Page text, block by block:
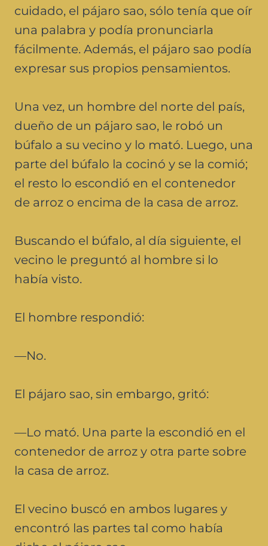
cuidado, el pájaro sao, sólo tenía que oír
una palabra y podía pronunciarla
fácilmente. Además, el pájaro sao podía
expresar sus propios pensamientos.
Una vez, un hombre del norte del país,
dueño de un pájaro sao, le robó un
búfalo a su vecino y lo mató. Luego, una
parte del búfalo la cocinó y se la comió;
el resto lo escondió en el contenedor
de arroz o encima de la casa de arroz.
Buscando el búfalo, al día siguiente, el
vecino le preguntó al hombre si lo
había visto.
El hombre respondió:
—No.
El pájaro sao, sin embargo, gritó:
—Lo mató. Una parte la escondió en el
contenedor de arroz y otra parte sobre
la casa de arroz.
El vecino buscó en ambos lugares y
encontró las partes tal como había